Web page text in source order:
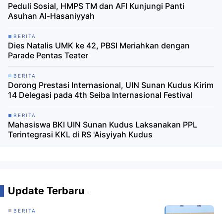
Peduli Sosial, HMPS TM dan AFI Kunjungi Panti
Asuhan Al-Hasaniyyah
BERITA
Dies Natalis UMK ke 42, PBSI Meriahkan dengan
Parade Pentas Teater
BERITA
Dorong Prestasi Internasional, UIN Sunan Kudus Kirim
14 Delegasi pada 4th Seiba Internasional Festival
BERITA
Mahasiswa BKI UIN Sunan Kudus Laksanakan PPL
Terintegrasi KKL di RS 'Aisyiyah Kudus
Update Terbaru
BERITA